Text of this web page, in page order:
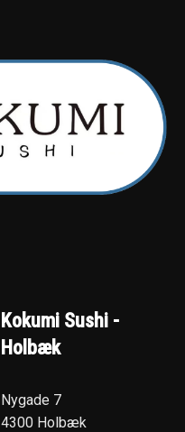
Kokumi Sushi -
Holbæk
Nygade 7
4300 Holbæk